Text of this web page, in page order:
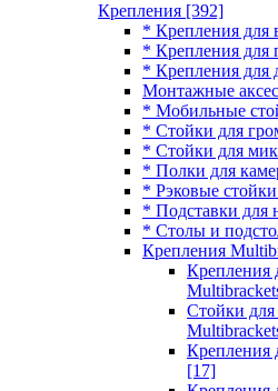
Крепления [392]
* Крепления для
* Крепления для
* Крепления для
Монтажные
* Мобильные
* Стойки для
* Стойки для
* Полки для
* Рэковые стойки
* Подставки для
* Столы и
Крепления
Крепления
Стойки
Крепления
[17]